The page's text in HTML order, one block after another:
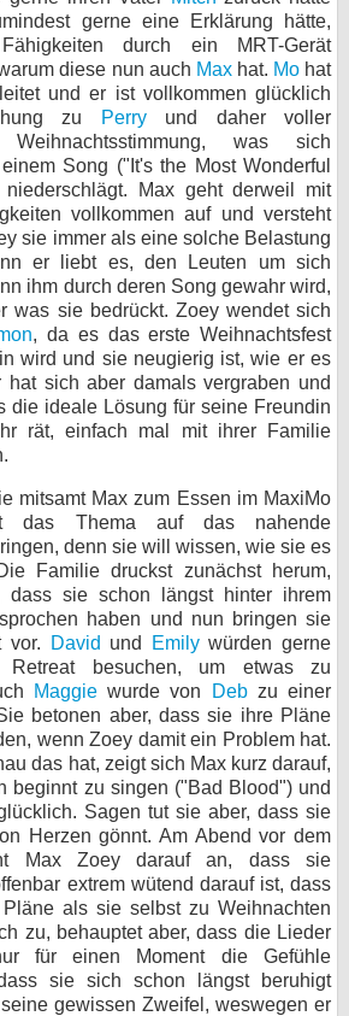
gerne eine Erklärung hätte,
durch ein MRT-Gerät
diese nun auch Maxhat. Mohat
und er ist vollkommen glücklich
zu
Perryund daher voller
was sich
Song ("It's the Most Wonderful
Max geht derweil mit
vollkommen auf und versteht
sie immer als eine solche Belastung
er liebt es, den Leuten um sich
ihm durch deren Song gewahr wird,
was sie bedrückt. Zoey wendet sich
, da es das erste Weihnachtsfest
wird und sie neugierig ist, wie er es
hat sich aber damals vergraben und
die ideale Lösung für seine Freundin
rät, einfach mal mit ihrer Familie
mitsamt Max zum Essen im MaxiMo
das Thema auf das nahende
denn sie will wissen, wie sie es
Familie druckst zunächst herum,
sie schon längst hinter ihrem
haben und nun bringen sie
vor.
David und Emilywürden gerne
besuchen, um etwas zu
Maggiewurde von Debzu einer
betonen aber, dass sie ihre Pläne
wenn Zoey damit ein Problem hat.
das hat, zeigt sich Max kurz darauf,
beginnt zu singen ("Bad Blood") und
Sagen tut sie aber, dass sie
Herzen gönnt. Am Abend vor dem
Max Zoey darauf an, dass sie
extrem wütend darauf ist, dass
als sie selbst zu Weihnachten
zu, behauptet aber, dass die Lieder
für einen Moment die Gefühle
sie sich schon längst beruhigt
gewissen Zweifel, weswegen er
Datenschutz
Cookie-Einstellungen
Impressum
Desktop-Ansicht
myFanbase